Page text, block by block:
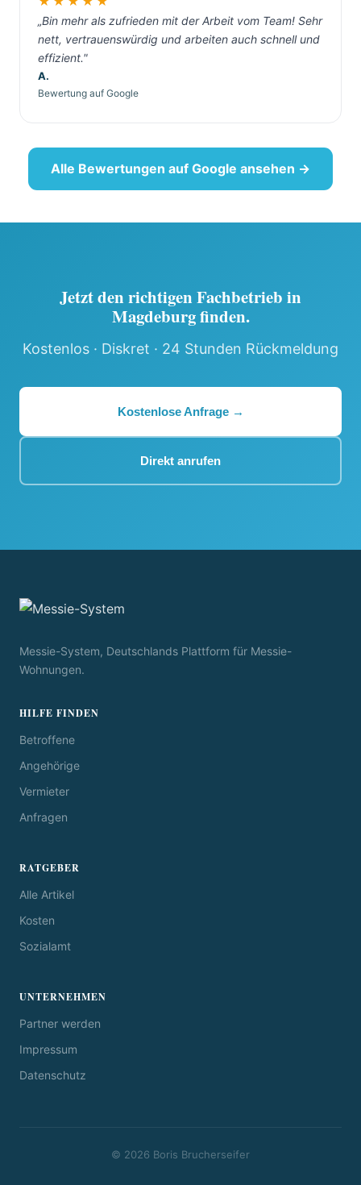
„Bin mehr als zufrieden mit der Arbeit vom Team! Sehr
nett, vertrauenswürdig und arbeiten auch schnell und
effizient."
A.
Bewertung auf Google
Alle Bewertungen auf Google ansehen →
Jetzt den richtigen Fachbetrieb in
Magdeburg finden.
Kostenlos · Diskret · 24 Stunden Rückmeldung
Kostenlose Anfrage →
Direkt anrufen
Messie-System, Deutschlands Plattform für Messie-
Wohnungen.
HILFE FINDEN
Betroffene
Angehörige
Vermieter
Anfragen
RATGEBER
Alle Artikel
Kosten
Sozialamt
UNTERNEHMEN
Partner werden
Impressum
Datenschutz
© 2026 Boris Brucherseifer